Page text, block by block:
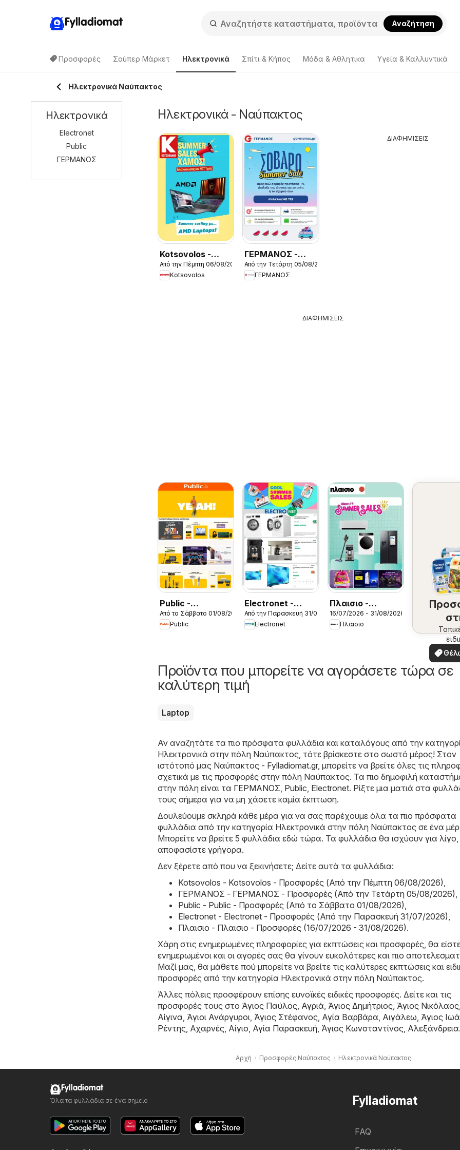
Fylladiomat Αναζήτηση
Προσφορές Σούπερ Μάρκετ Hλεκτρονικά Σπίτι & Κήπος Μόδα & Aθλητικα Υγεία & Καλλυντικά
Hλεκτρονικά Ναύπακτος
Hλεκτρονικά - Ναύπακτος
Kotsovolos -
Προσφορές
Από την Πέμπτη 06/08/2026
Kotsovolos
ΓΕΡΜΑΝΟΣ -
Προσφορές
Από την Τετάρτη 05/08/2026
ΓΕΡΜΑΝΟΣ
ΔΙΑΦΗΜΙΣΕΙΣ
ΔΙΑΦΗΜΙΣΕΙΣ
Public -
Προσφορές
Από το Σάββατο 01/08/2026
Public
Electronet -
Προσφορές
Από την Παρασκευή 31/07/2026
Electronet
Πλαισιο -
Προσφορές
16/07/2026 - 31/08/2026
Πλαισιο
δω
Προϊόντα που μπορείτε να αγοράσετε τώρα σε
καλύτερη τιμή
Laptop
Αν αναζητάτε τα πιο πρόσφατα φυλλάδια και καταλόγους από την
Hλεκτρονικά στην πόλη Ναύπακτος, τότε βρίσκεστε στο σωστό μέρος! Στον
ιστότοπό μας Ναύπακτος - Fylladiomat.gr, μπορείτε να βρείτε όλες τις
σχετικά με τις προσφορές στην πόλη Ναύπακτος. Τα πιο δημοφιλή
στην πόλη είναι τα ΓΕΡΜΑΝΟΣ Public Electronet. Ρίξτε μια ματιά στα
τους σήμερα για να μη χάσετε καμία έκπτωση.
Δουλεύουμε σκληρά κάθε μέρα για να σας παρέχουμε όλα τα πιο πρόσφατα
φυλλάδια από την κατηγορία Hλεκτρονικά στην πόλη Ναύπακτος σε ένα
Μπορείτε να βρείτε 5 φυλλάδια εδώ τώρα. Τα φυλλάδια θα ισχύουν για
αποφασίστε γρήγορα.
Δεν ξέρετε από που να ξεκινήσετε; Δείτε αυτά τα φυλλάδια:
Kotsovolos - Kotsovolos - Προσφορές (Από την Πέμπτη 06/08/2026)
ΓΕΡΜΑΝΟΣ - ΓΕΡΜΑΝΟΣ - Προσφορές (Από την Τετάρτη 05/08/2026)
Public - Public - Προσφορές (Από το Σάββατο 01/08/2026)
Electronet - Electronet - Προσφορές (Από την Παρασκευή 31/07/2026)
Πλαισιο - Πλαισιο - Προσφορές (16/07/2026 - 31/08/2026).
Χάρη στις ενημερωμένες πληροφορίες για εκπτώσεις και προσφορές, θα
ενημερωμένοι και οι αγορές σας θα γίνουν ευκολότερες και πιο
Μαζί μας, θα μάθετε πού μπορείτε να βρείτε τις καλύτερες εκπτώσεις και
προσφορές από την κατηγορία Hλεκτρονικά στην πόλη Ναύπακτος.
Άλλες πόλεις προσφέρουν επίσης ευνοϊκές ειδικές προσφορές. Δείτε και τις
προσφορές τους στο Άγιος Παύλος Αγριά Άγιος Δημήτριος Άγιος Νικόλαος
Αίγινα Άγιοι Ανάργυροι Άγιος Στέφανος Αγία Βαρβάρα Αιγάλεω Άγιος
Ρέντης Αχαρνές Αίγιο Αγία Παρασκευή Άγιος Κωνσταντίνος Αλεξάνδρεια.
Αρχή Προσφορές Ναύπακτος Hλεκτρονικά Ναύπακτος
Hλεκτρονικά
Electronet
Public
ΓΕΡΜΑΝΟΣ
Fylladiomat
FAQ
Fylladiomat
Όλα τα φυλλάδια σε ένα σημείο